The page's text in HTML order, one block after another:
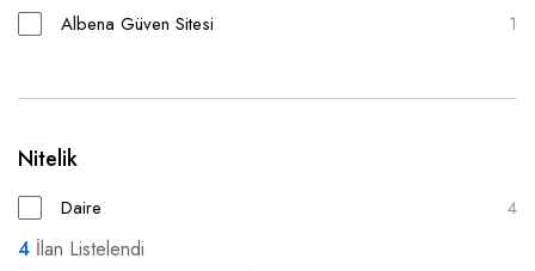
Albena Güven Sitesi
1
Nitelik
Daire 4
4 İlan Listelendi